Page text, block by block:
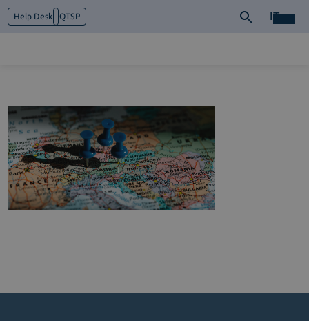
Help Desk QTSP IT
Cosa facciamo
Piattaforme
Industry
News e Media
Contattaci